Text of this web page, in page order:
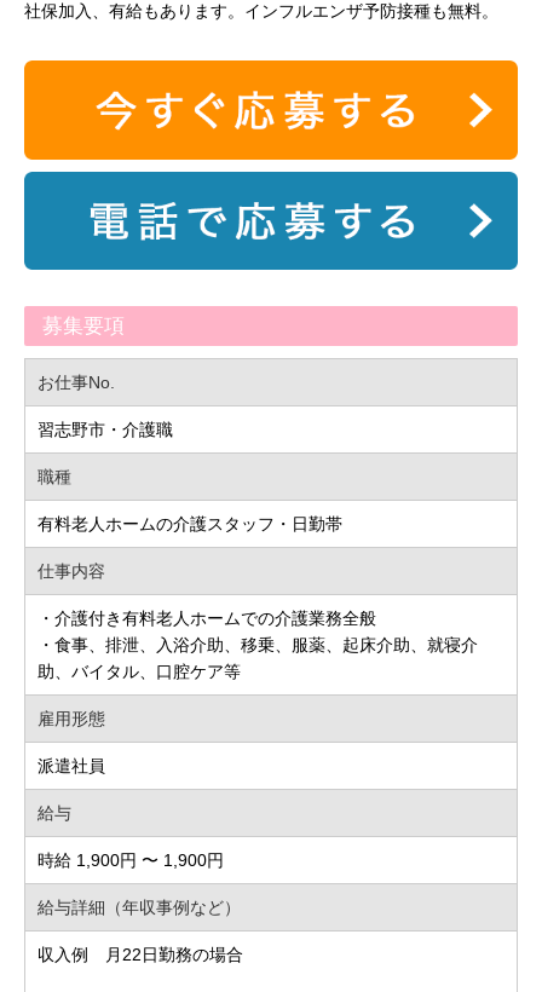
社保加入、有給もあります。インフルエンザ予防接種も無料。
募集要項
お仕事No.
習志野市・介護職
職種
有料老人ホームの介護スタッフ・日勤帯
仕事内容
・介護付き有料老人ホームでの介護業務全般
・食事、排泄、入浴介助、移乗、服薬、起床介助、就寝介
助、バイタル、口腔ケア等
雇用形態
派遣社員
給与
時給 1,900円 〜 1,900円
給与詳細（年収事例など）
収入例 月22日勤務の場合